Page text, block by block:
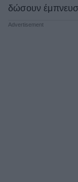
Women's
δώσουν